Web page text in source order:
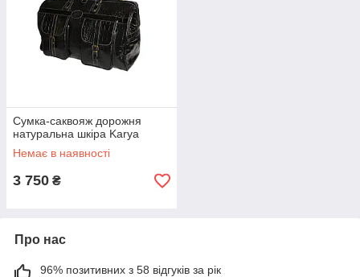
Сумка-саквояж дорожня
натуральна шкіра Karya
Немає в наявності
3 750 ₴
Про нас
96% позитивних з 58 відгуків за рік